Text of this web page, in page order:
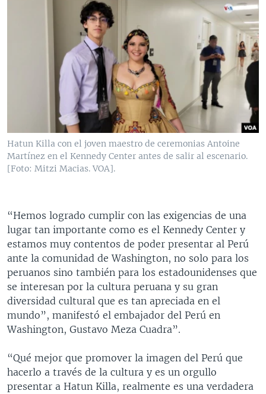
Hatun Killa con el joven maestro de ceremonias Antoine
Martínez en el Kennedy Center antes de salir al escenario.
[Foto: Mitzi Macias. VOA].
“Hemos logrado cumplir con las exigencias de una
lugar tan importante como es el Kennedy Center y
estamos muy contentos de poder presentar al Perú
ante la comunidad de Washington, no solo para los
peruanos sino también para los estadounidenses que
se interesan por la cultura peruana y su gran
diversidad cultural que es tan apreciada en el
mundo”, manifestó el embajador del Perú en
Washington, Gustavo Meza Cuadra”.
“Qué mejor que promover la imagen del Perú que
hacerlo a través de la cultura y es un orgullo
presentar a Hatun Killa, realmente es una verdadera